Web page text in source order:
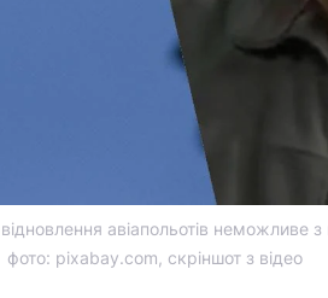
авіапольотів неможливе
фото: pixabay.com, скріншот з відео